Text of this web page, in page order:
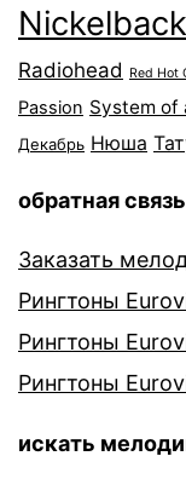
Nickelback
Radiohead Red Hot
Passion System of
Декабрь Нюша
обратная связь
Заказать
Рингтоны
Рингтоны
Рингтоны
искать